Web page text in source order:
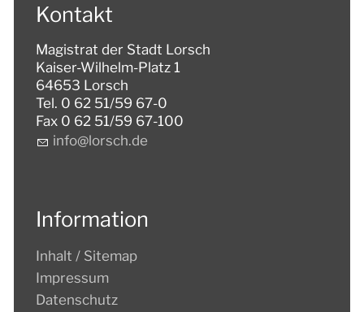
Kontakt
Magistrat der Stadt Lorsch
Kaiser-Wilhelm-Platz 1
64653 Lorsch
Tel. 0 62 51/59 67-0
Fax 0 62 51/59 67-100
nf
l rsch d
Information
Inhalt / Sitemap
Impressum
Datenschutz